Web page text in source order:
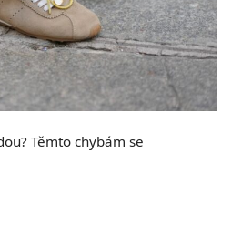
Těmto chybám se